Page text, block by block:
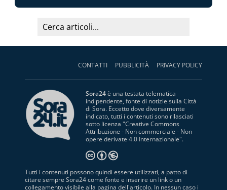
CONTATTI PUBBLICITÀ PRIVACY POLICY
Sora24è una testata telematica
indipendente, fonte di notizie sulla Città
di Sora. Eccetto dove diversamente
indicato, tutti i contenuti sono rilasciati
sotto licenza "Creative Commons
Attribuzione - Non commerciale - Non
opere derivate 4.0 Internazionale".
Tutti i contenuti possono quindi essere utilizzati, a patto di
citare sempre Sora24 come fonte e inserire un link o un
collegamento visibile alla pagina dell'articolo. In nessun caso i